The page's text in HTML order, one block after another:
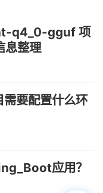
q4_0-gguf 项
息整理
要配置什么环
应用？